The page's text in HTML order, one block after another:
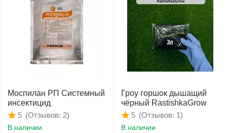
Моспилан РП Системный
инсектицид
(Отзывов: 2)
5
В наличии
Гроу горшок дышащий
чёрный RastishkaGrow
(Отзывов: 1)
5
В наличии